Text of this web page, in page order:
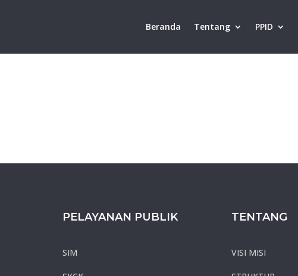
Beranda Tentang PPID
PELAYANAN PUBLIK
SIM
TENTANG
VISI MISI